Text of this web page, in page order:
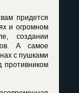
придется
и огромном
создании
А самое
с пушками